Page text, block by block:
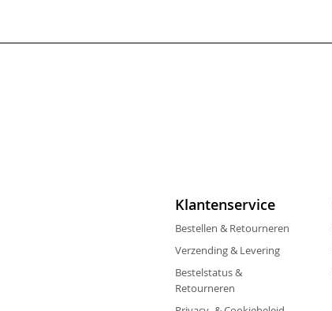
Klantenservice
Bestellen & Retourneren
Verzending & Levering
Bestelstatus &
Retourneren